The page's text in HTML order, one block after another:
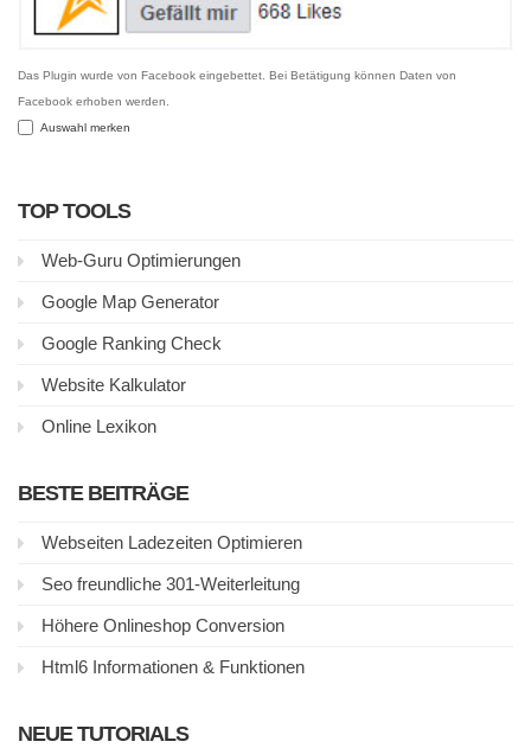
Das Plugin wurde von Facebook eingebettet. Bei Betätigung können Daten von
Facebook erhoben werden.
Auswahl merken
TOP TOOLS
Web-Guru Optimierungen
Google Map Generator
Google Ranking Check
Website Kalkulator
Online Lexikon
BESTE BEITRÄGE
Webseiten Ladezeiten Optimieren
Seo freundliche 301-Weiterleitung
Höhere Onlineshop Conversion
Html6 Informationen & Funktionen
NEUE TUTORIALS